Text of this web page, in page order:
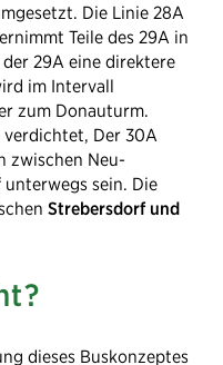
Die Linie 28A
Teile des 29A in
29A eine direktere
im Intervall
zum Donauturm.
verdichtet, Der 30A
zwischen Neu-
sein. Die
Strebersdorf und
dieses Buskonzeptes